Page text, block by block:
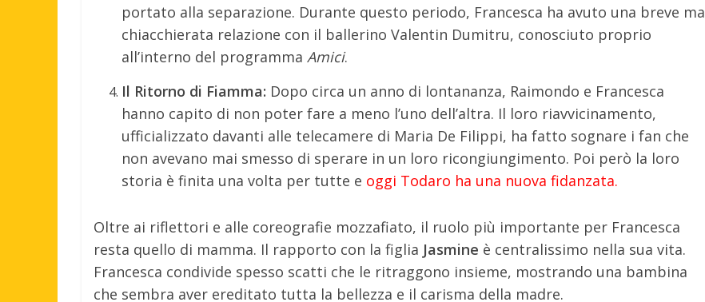
portato alla separazione. Durante questo periodo, Francesca ha avuto una breve ma
chiacchierata relazione con il ballerino Valentin Dumitru, conosciuto proprio
all’interno del programma Amici.
Il Ritorno di Fiamma: Dopo circa un anno di lontananza, Raimondo e Francesca
hanno capito di non poter fare a meno l’uno dell’altra. Il loro riavvicinamento,
ufficializzato davanti alle telecamere di Maria De Filippi, ha fatto sognare i fan che
non avevano mai smesso di sperare in un loro ricongiungimento. Poi però la loro
storia è finita una volta per tutte e oggi Todaro ha una nuova fidanzata.
Oltre ai riflettori e alle coreografie mozzafiato, il ruolo più importante per Francesca
resta quello di mamma. Il rapporto con la figlia Jasmine è centralissimo nella sua vita.
Francesca condivide spesso scatti che le ritraggono insieme, mostrando una bambina
che sembra aver ereditato tutta la bellezza e il carisma della madre.